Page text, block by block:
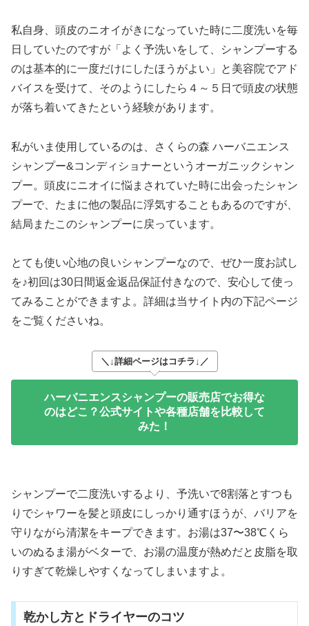
私自身、頭皮のニオイがきになっていた時に二度洗いを毎
日していたのですが「よく予洗いをして、シャンプーする
のは基本的に一度だけにしたほうがよい」と美容院でアド
バイスを受けて、そのようにしたら４～５日で頭皮の状態
が落ち着いてきたという経験があります。
私がいま使用しているのは、さくらの森 ハーバニエンス
シャンプー&コンディショナーというオーガニックシャン
プー。頭皮にニオイに悩まされていた時に出会ったシャン
プーで、たまに他の製品に浮気することもあるのですが、
結局またこのシャンプーに戻っています。
とても使い心地の良いシャンプーなので、ぜひ一度お試し
を♪初回は30日間返金返品保証付きなので、安心して使っ
てみることができますよ。詳細は当サイト内の下記ページ
をご覧くださいね。
＼↓詳細ページはコチラ↓／
ハーバニエンスシャンプーの販売店でお得な
のはどこ？公式サイトや各種店舗を比較して
みた！
シャンプーで二度洗いするより、予洗いで8割落とすつも
りでシャワーを髪と頭皮にしっかり通すほうが、バリアを
守りながら清潔をキープできます。お湯は37〜38℃くら
いのぬるま湯がベターで、お湯の温度が熱めだと皮脂を取
りすぎて乾燥しやすくなってしまいますよ。
乾かし方とドライヤーのコツ